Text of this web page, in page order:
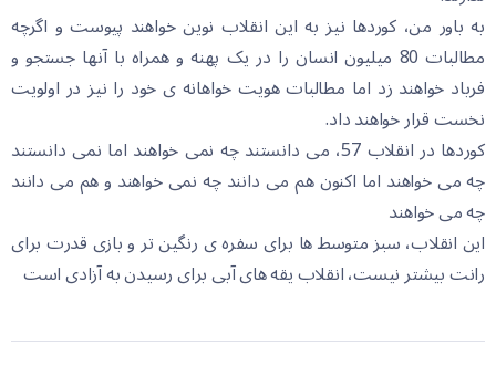
به باور من، کوردها نیز به این انقلاب نوین خواهند پیوست و اگرچه
مطالبات 80 میلیون انسان را در یک پهنه و همراه با آنها جستجو و
فرباد خواهند زد اما مطالبات هویت خواهانه ی خود را نیز در اولویت
نخست قرار خواهند داد.
کوردها در انقلاب 57، می دانستند چه نمی خواهند اما نمی دانستند
چه می خواهند اما اکنون هم می دانند چه نمی خواهند و هم می دانند
چه می خواهند
این انقلاب، سبز متوسط ها برای سفره ی رنگین تر و بازی قدرت برای
رانت بیشتر نیست، انقلاب یقه های آبی برای رسیدن به آزادی است